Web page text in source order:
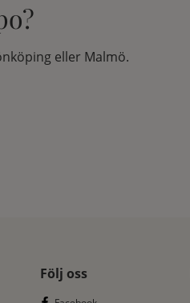
eller Malmö.
Följ oss